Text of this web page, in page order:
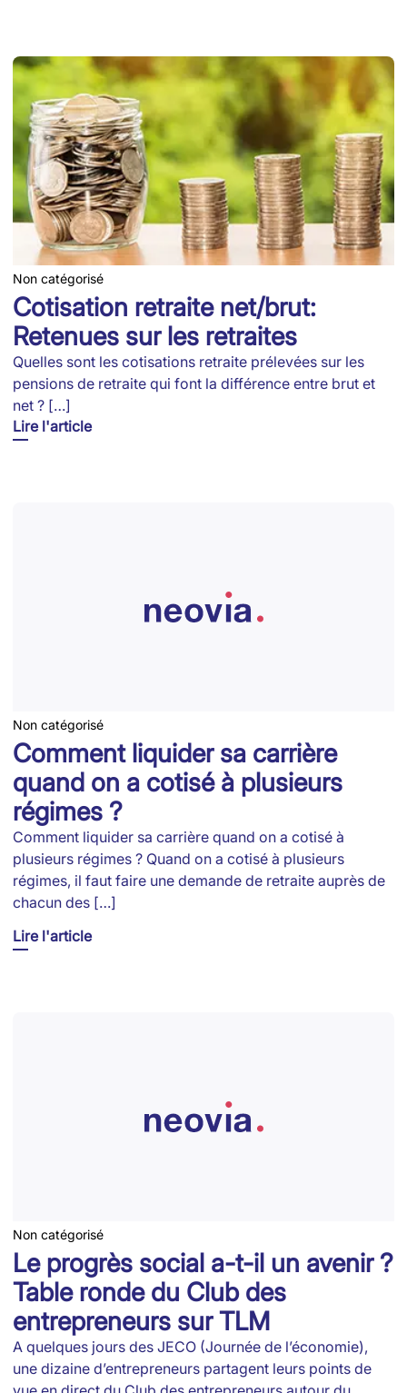
Non catégorisé
Cotisation retraite net/brut:
Retenues sur les retraites
Quelles sont les cotisations retraite prélevées sur les
pensions de retraite qui font la différence entre brut et
net ? […]
Lire l'article
Non catégorisé
Comment liquider sa carrière
quand on a cotisé à plusieurs
régimes ?
Comment liquider sa carrière quand on a cotisé à
plusieurs régimes ? Quand on a cotisé à plusieurs
régimes, il faut faire une demande de retraite auprès de
chacun des […]
Lire l'article
Non catégorisé
Le progrès social a-t-il un avenir ?
Table ronde du Club des
entrepreneurs sur TLM
A quelques jours des JECO (Journée de l’économie),
une dizaine d’entrepreneurs partagent leurs points de